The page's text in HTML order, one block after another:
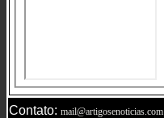
Contato: mail@artigosenoticias.com